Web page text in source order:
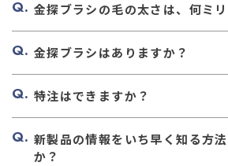
金探ブラシの毛の太さは、何ミ
金探ブラシはありますか？
特注はできますか？
新製品の情報をいち早く知る方
か？